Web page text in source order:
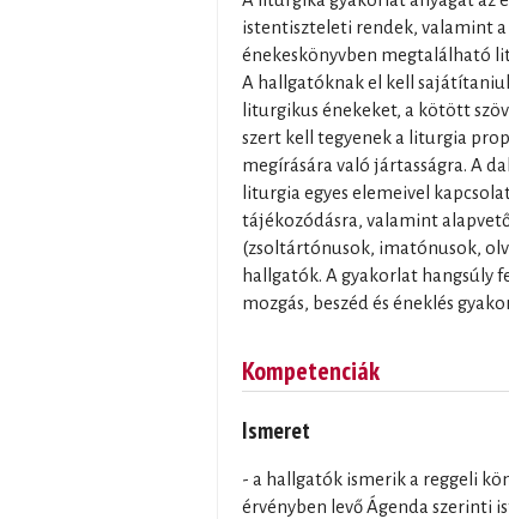
istentiszteleti rendek, valamint
énekeskönyvben megtalálható
A hallgatóknak el kell
liturgikus énekeket, a kötött
szert kell tegyenek a liturgia
megírására való jártasságra. A
liturgia egyes elemeivel
tájékozódásra, valamint
(zsoltártónusok, imatónusok,
hallgatók. A gyakorlat hangsúly
mozgás, beszéd és éneklés
Kompetenciák
Ismeret
- a hallgatók ismerik a reggeli
érvényben levő Ágenda szerinti